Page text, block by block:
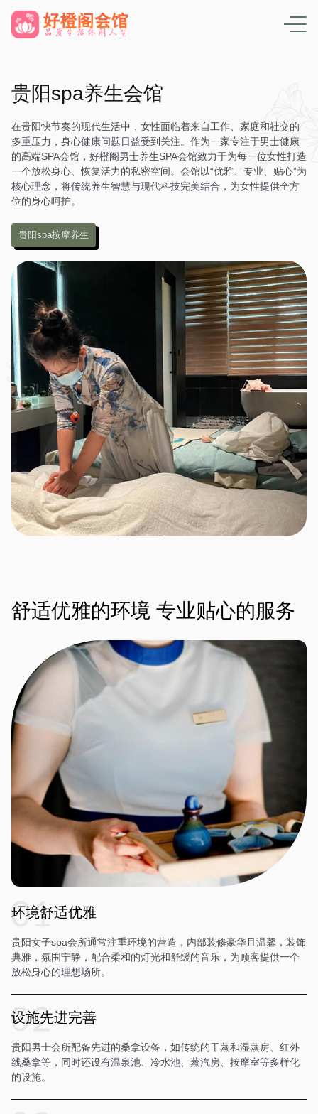
贵阳spa养生会馆
在贵阳快节奏的现代生活中，女性面临着来自工作、家庭和社交的
多重压力，身心健康问题日益受到关注。作为一家专注于男士健康
的高端SPA会馆，好橙阁男士养生SPA会馆致力于为每一位女性打造
一个放松身心、恢复活力的私密空间。会馆以“优雅、专业、贴心”为
核心理念，将传统养生智慧与现代科技完美结合，为女性提供全方
位的身心呵护。
贵阳spa按摩养生
舒适优雅的环境 专业贴心的服务
环境舒适优雅
贵阳女子spa会所通常注重环境的营造，内部装修豪华且温馨，装饰
典雅，氛围宁静，配合柔和的灯光和舒缓的音乐，为顾客提供一个
放松身心的理想场所。
设施先进完善
贵阳男士会所配备先进的桑拿设备，如传统的干蒸和湿蒸房、红外
线桑拿等，同时还设有温泉池、冷水池、蒸汽房、按摩室等多样化
的设施。